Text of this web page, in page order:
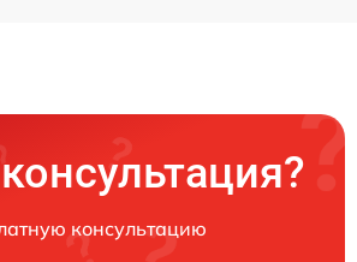
консультацию